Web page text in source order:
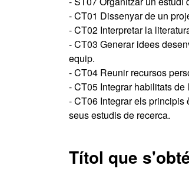
- CT01 Dissenyar de un
- CT02 Interpretar la
- CT03 Generar idees
equip.
- CT04 Reunir recursos
- CT05 Integrar habilitats
- CT06 Integrar els
seus estudis de recerca.
Títol que